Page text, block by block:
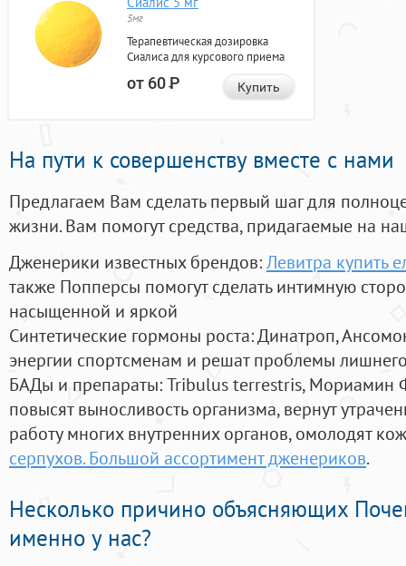
5мг
Терапевтическая дозировка
Сиалиса для курсового приема
от 60Р Купить
На пути к совершенству вместе с нами
Предлагаем Вам сделать первый шаг для
жизни. Вам помогут средства, придагаемые на
Дженерики известных брендов:Левитра купить
также Попперсы помогут сделать интимную
насыщенной и яркой
Синтетические гормоны роста: Динатроп,
энергии спортсменам и решат проблемы
БАДы и препараты:Tribulus terrestris, Мориамин
повысят выносливость организма, вернут
работу многих внутренних органов, омолодят
серпухов. Большой ассортимент дженериков.
Несколько причино объясняющих
именно у нас?